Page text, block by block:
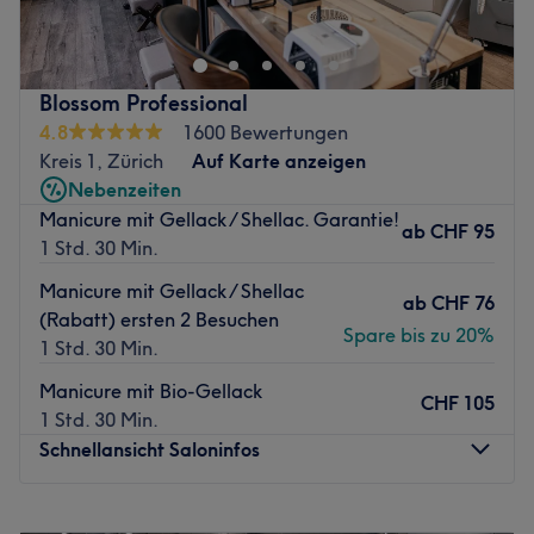
vorbei. Egal ob eine entspannende Maniküre,
Nagelmodellage oder Shellac, lehne dich zurück und lass
dich überzeugen. Gönne deinen Nägeln ein
personalisiertes Treatment in dieser kleinen Wohfühl-
Oase!
Nächste öffentliche Verkehrsmittel:
Die Haltestelle Haldenegg befindet sich nur 2
Gehminuten vom Studio entfernt.
Das Team:
Inhaberin Yuneiky ist ausgesprochen qualifiziert und
dabei super herzlich. Sie setzt alles daran, dir genau das
auf Deutsch, Italienisch, Spanisch, sowie Portugiesisch
möglich.
Was uns an dem Salon gefällt:
Blossom Professional
4.8
1600 Bewertungen
Kreis 1, Zürich
Auf Karte anzeigen
Nebenzeiten
Manicure mit Gellack / Shellac. Garantie!
1 Std. 30 Min.
ab CHF 95
Manicure mit Gellack / Shellac
(Rabatt) ersten 2 Besuchen
1 Std. 30 Min.
ab CHF 76
Spare bis zu 20%
Manicure mit Bio-Gellack
1 Std. 30 Min.
CHF 105
Schnellansicht Saloninfos